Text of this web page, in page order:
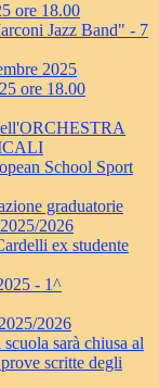
ore 18.00
Jazz Band" - 7
2025
ore 18.00
School Sport
graduatorie
2026
ex studente
- 1^
2026
sarà chiusa al
scritte degli